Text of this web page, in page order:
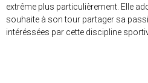
extrême plus particulièrement. Elle
souhaite à son tour partager sa
intéréssées par cette discipline